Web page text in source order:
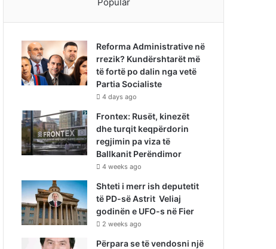
Reforma Administrative në
rrezik? Kundërshtarët më
të fortë po dalin nga vetë
Partia Socialiste
4 days ago
Frontex: Rusët, kinezët
dhe turqit keqpërdorin
regjimin pa viza të
Ballkanit Perëndimor
4 weeks ago
Shteti i merr ish deputetit
të PD-së Astrit Veliaj
godinën e UFO-s në Fier
2 weeks ago
Përpara se të vendosni një